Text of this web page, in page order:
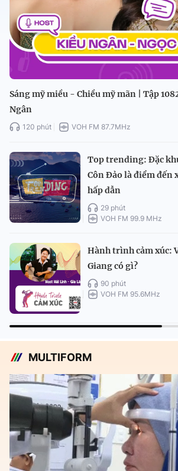
Sáng mỹ miều - Chiều mỹ mãn | Tập
Ngân
120 phút VOH FM 87.7MHz
Top trending: Đặc
Côn Đảo là điểm đến
hấp dẫn
29 phút
VOH FM 99.9 MHz
Hành trình cảm xúc:
Giang có gì?
90 phút
VOH FM 95.6MHz
MULTIFORM